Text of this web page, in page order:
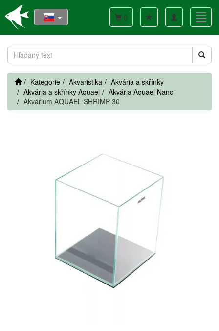
Toggle
navigation
0
Kategorie Akvaristika
Akvária a skřínky
Akvária a skřínky Aquael
Akvária Aquael Nano
Akvárium AQUAEL SHRIMP 30